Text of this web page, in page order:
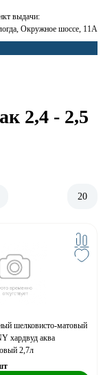
выдачи:
Окружное шоссе, 11А
2,4 - 2,5
20
шелковисто-матовый
хардвуд аква
2,7л